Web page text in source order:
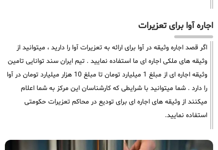
اجاره آوا برای تعزیرات
اگر قصد اجاره وثیقه در آوا برای ارائه به تعزیرات آوا را دارید ، میتوانید از
وثیقه های ملکی اجاره ای ما استفاده نمایید . تیم ایران سند توانایی تامین
وثیقه اجاره ای از مبلغ 1 میلیارد تومان تا مبلغ 10 هزار میلیارد تومان در آوا
را دارد . شما میتوانید با شرایطی که کارشناسان این مرکز به شما اعلام
میکنند از وثیقه های اجاره ای برای تودیع در محاکم تعزیرات حکومتی
استفاده نمایید.